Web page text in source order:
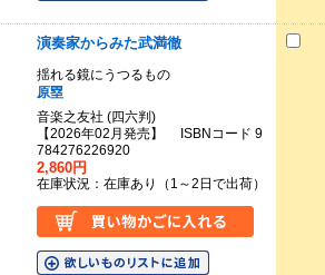
演奏家からみた武満徹
揺れる鏡にうつるもの
原塁
音楽之友社 (四六判)
【2026年02月発売】 ISBNコード 9
784276226920
2,860円
在庫状況：在庫あり（1～2日で出荷）